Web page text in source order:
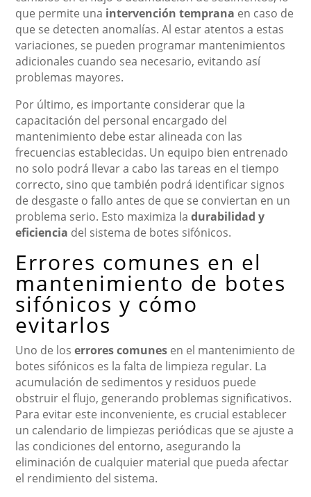
que permite una intervención temprana en caso de
que se detecten anomalías. Al estar atentos a estas
variaciones, se pueden programar mantenimientos
adicionales cuando sea necesario, evitando así
problemas mayores.
Por último, es importante considerar que la
capacitación del personal encargado del
mantenimiento debe estar alineada con las
frecuencias establecidas. Un equipo bien entrenado
no solo podrá llevar a cabo las tareas en el tiempo
correcto, sino que también podrá identificar signos
de desgaste o fallo antes de que se conviertan en un
problema serio. Esto maximiza ladurabilidad y
eficiencia del sistema de botes sifónicos.
Errores comunes en el
mantenimiento de botes
sifónicos y cómo
evitarlos
Uno de loserrores comunes en el mantenimiento de
botes sifónicos es la falta de limpieza regular. La
acumulación de sedimentos y residuos puede
obstruir el flujo, generando problemas significativos.
Para evitar este inconveniente, es crucial establecer
un calendario de limpiezas periódicas que se ajuste a
las condiciones del entorno, asegurando la
eliminación de cualquier material que pueda afectar
el rendimiento del sistema.